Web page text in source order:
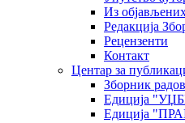
Из
Редакција
Рецензенти
Контакт
Центар за
Зборник
Едиција
Едиција